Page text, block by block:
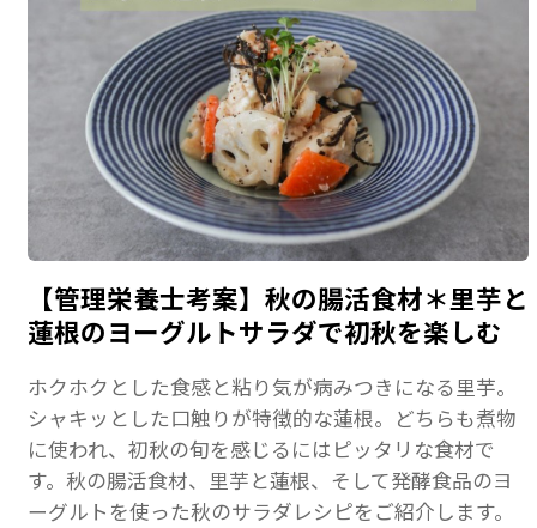
【管理栄養士考案】秋の腸活食材＊里芋と
蓮根のヨーグルトサラダで初秋を楽しむ
ホクホクとした食感と粘り気が病みつきになる里芋。
シャキッとした口触りが特徴的な蓮根。どちらも煮物
に使われ、初秋の旬を感じるにはピッタリな食材で
す。秋の腸活食材、里芋と蓮根、そして発酵食品のヨ
ーグルトを使った秋のサラダレシピをご紹介します。